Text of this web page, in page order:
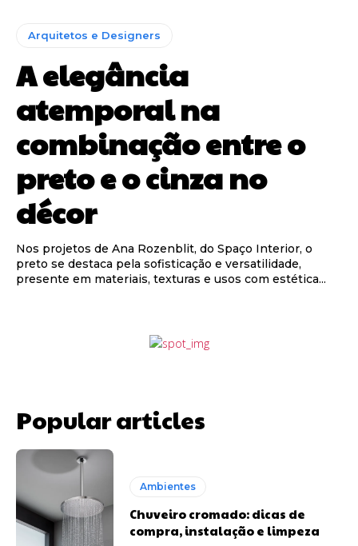
Arquitetos e Designers
A elegância
atemporal na
combinação entre o
preto e o cinza no
décor
Nos projetos de Ana Rozenblit, do Spaço Interior, o
preto se destaca pela sofisticação e versatilidade,
presente em materiais, texturas e usos com estética...
Popular articles
Ambientes
Chuveiro cromado: dicas de
compra, instalação e limpeza